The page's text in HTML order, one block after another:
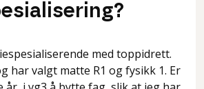
med toppidrett.
har valgt matte R1 og fysikk 1. Er